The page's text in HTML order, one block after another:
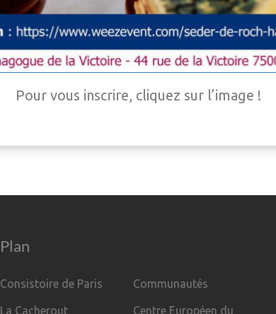
Pour vous inscrire, cliquez sur l’image !
Plan
Consistoire de Paris
La Cacherout
Communautés
Centre Européen du